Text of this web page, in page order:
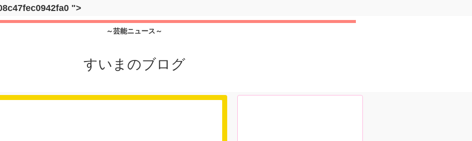
">
～芸能ニュース～
すいまのブログ